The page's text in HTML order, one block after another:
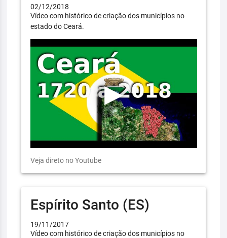
02/12/2018
Vídeo com histórico de criação dos municípios no
estado do Ceará.
Veja direto no Youtube
Espírito Santo (ES)
19/11/2017
Vídeo com histórico de criação dos municípios no